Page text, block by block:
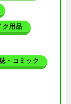
ク用品
・コミック